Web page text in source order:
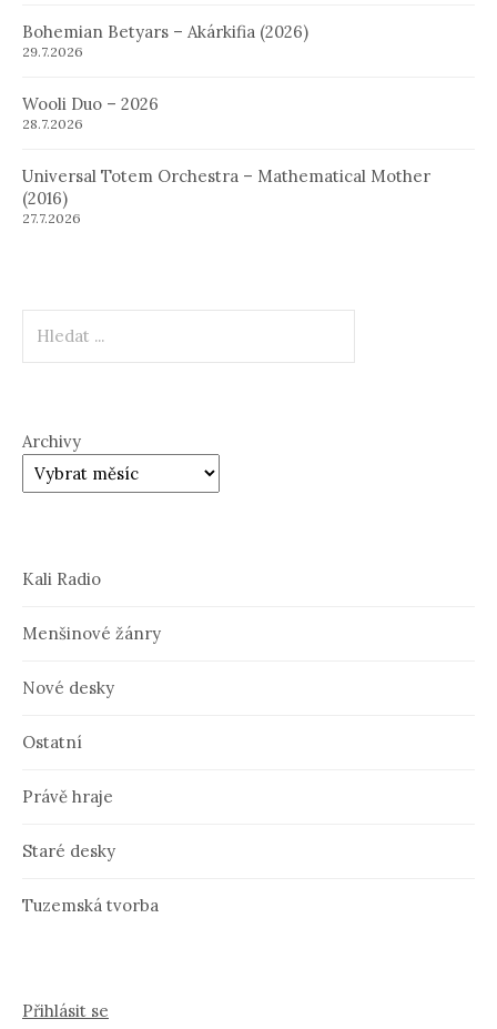
Bohemian Betyars – Akárkifia (2026)
29.7.2026
Wooli Duo – 2026
28.7.2026
Universal Totem Orchestra – Mathematical Mother
(2016)
27.7.2026
Archivy
Kali Radio
Menšinové žánry
Nové desky
Ostatní
Právě hraje
Staré desky
Tuzemská tvorba
Přihlásit se